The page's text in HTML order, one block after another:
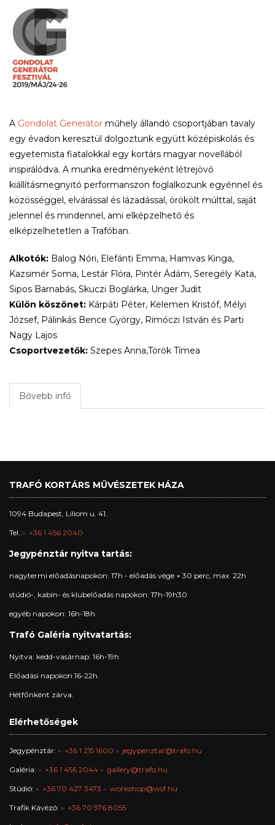
A Gondolat Generátor műhely állandó csoportjában tavaly
egy évadon keresztül dolgoztunk együtt középiskolás és
egyetemista fiatalokkal egy kortárs magyar novellából
inspirálódva. A munka eredményeként létrejövő
kiállításmegnyitó performanszon foglalkozunk egyénnel és
közösséggel, elvárással és lázadással, örökölt múlttal, saját
jelennel és mindennel, ami elképzelhető és
elképzelhetetlen a Trafóban.
Alkotók: Balog Nóri, Elefánti Emma, Hamvas Kinga,
Kazsimér Soma, Lestár Flóra, Pintér Ádám, Seregély Kata,
Sipos Barnabás, Skuczi Boglárka, Unger Judit
Külön köszönet: Kárpáti Péter, Kelemen Kristóf, Mélyi
József, Pálinkás Bence György, Rimóczi István és Parti
Nagy Lajos
Csoportvezetők: Szepes Anna,Török Tímea
Bővebb infó
TRAFÓ KORTÁRS MŰVÉSZETEK HÁZA
1094 Budapest, Liliom u. 41.
Tel.: +36 1 456 2040
Jegypénztár nyitva tartás:
nagytermi előadásnapokon: 17h - előadás vége + 30 perc, max. 22h
stúdió-, kabin- és klubelőadás napokon: 17h-19h30
egyéb napokon: 16h-18h
Trafó Galéria nyitvatartás:
Nyitva: kedd-vasárnap: 16h-19h
Előadási napokon 16-22h.
Hétfőnként zárva.
Elérhetőségek
Jegypénztár: +36 1 215 1600 jegypenztar@trafo.hu
Galéria: +36 1 456 2044 gallery@trafo.hu
Stúdió: +36 70 427 3473 workshop@wsf.hu
Trafik Kávézó: +36 70 576 8055